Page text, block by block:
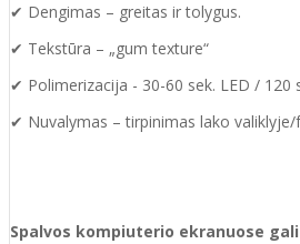
✔ Dengimas – greitas ir tolygus.
✔ Tekstūra – „gum texture“
✔ Polimerizacija - 30-60 sek. LED / 120
✔ Nuvalymas – tirpinimas lako valiklyje/
Spalvos kompiuterio ekranuose